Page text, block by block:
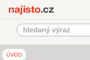
ÚVOD